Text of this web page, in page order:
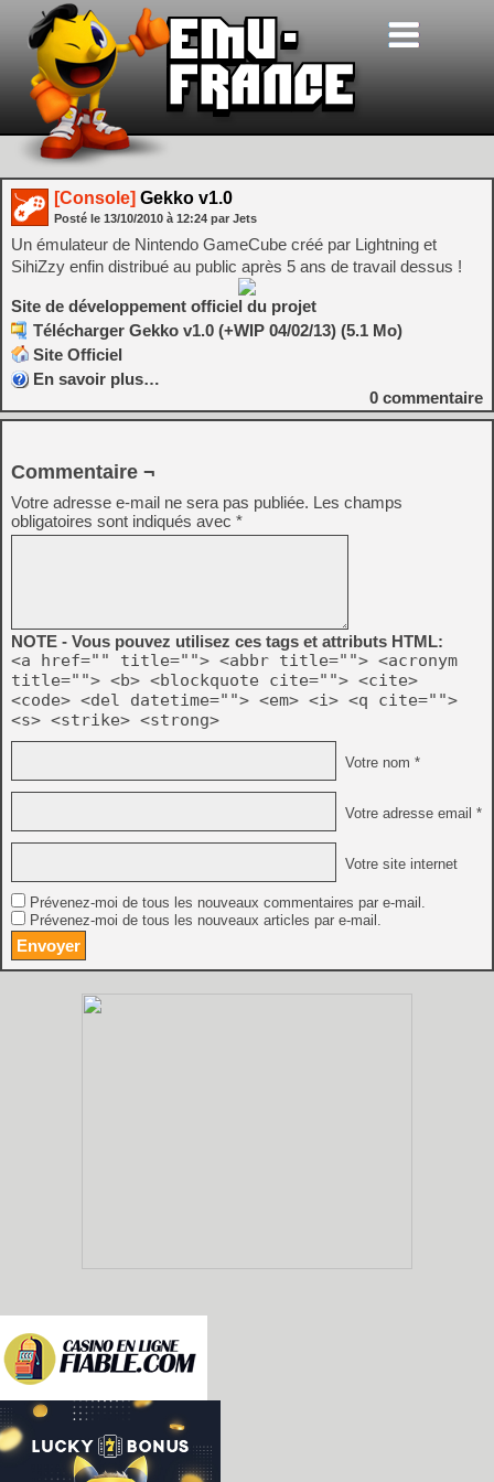
[Console] Gekko v1.0
Posté le 13/10/2010 à 12:24 par Jets
Un émulateur de Nintendo GameCube créé par Lightning et
SihiZzy enfin distribué au public après 5 ans de travail dessus !
Site de développement officiel du projet
Télécharger Gekko v1.0 (+WIP 04/02/13) (5.1 Mo)
Site Officiel
En savoir plus…
0 commentaire
Commentaire ¬
Votre adresse e-mail ne sera pas publiée. Les champs
obligatoires sont indiqués avec *
NOTE - Vous pouvez utilisez ces tags et attributs HTML:
<a href="" title=""> <abbr title=""> <acronym
title=""> <b> <blockquote cite=""> <cite>
<code> <del datetime=""> <em> <i> <q cite="">
<s> <strike> <strong>
Votre nom *
Votre adresse email *
Votre site internet
Prévenez-moi de tous les nouveaux commentaires par e-mail.
Prévenez-moi de tous les nouveaux articles par e-mail.